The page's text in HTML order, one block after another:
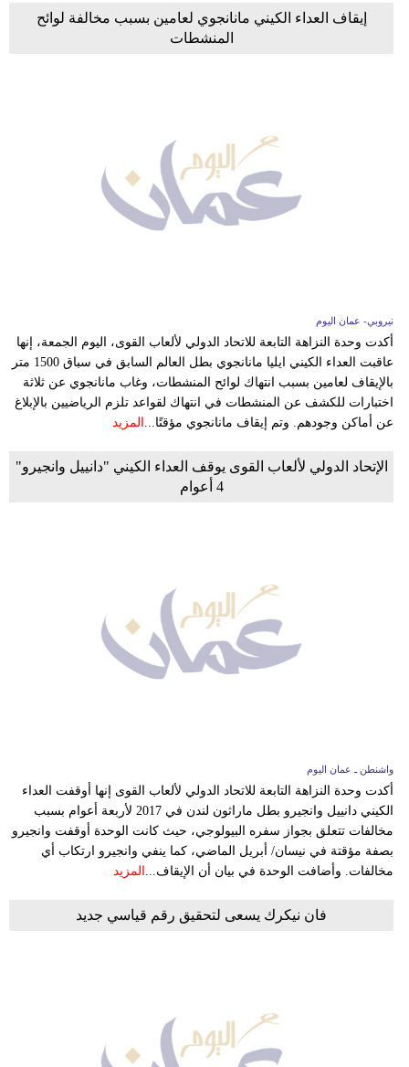
إيقاف العداء الكيني مانانجوي لعامين بسبب مخالفة لوائح
المنشطات
نيروبي- عمان اليوم
أكدت وحدة النزاهة التابعة للاتحاد الدولي لألعاب القوى، اليوم الجمعة، إنها
عاقبت العداء الكيني ايليا مانانجوي بطل العالم السابق في سباق 1500 متر
بالإيقاف لعامين بسبب انتهاك لوائح المنشطات، وغاب مانانجوي عن ثلاثة
اختبارات للكشف عن المنشطات في انتهاك لقواعد تلزم الرياضيين بالإبلاغ
عن أماكن وجودهم. وتم إيقاف مانانجوي مؤقتًا... المزيد
الإتحاد الدولي لألعاب القوى يوقف العداء الكيني "دانييل وانجيرو"
4 أعوام
واشنطن ـ عمان اليوم
أكدت وحدة النزاهة التابعة للاتحاد الدولي لألعاب القوى إنها أوقفت العداء
الكيني دانييل وانجيرو بطل ماراثون لندن في 2017 لأربعة أعوام بسبب
مخالفات تتعلق بجواز سفره البيولوجي، حيث كانت الوحدة أوقفت وانجيرو
بصفة مؤقتة في نيسان/ أبريل الماضي، كما ينفي وانجيرو ارتكاب أي
مخالفات. وأضافت الوحدة في بيان أن الإيقاف... المزيد
فان نيكرك يسعى لتحقيق رقم قياسي جديد